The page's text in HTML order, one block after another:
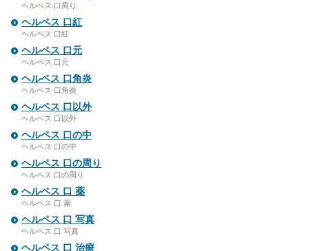
ヘルペス 口周り
ヘルペス 口紅
ヘルペス 口紅
ヘルペス 口元
ヘルペス 口元
ヘルペス 口角炎
ヘルペス 口角炎
ヘルペス 口以外
ヘルペス 口以外
ヘルペス 口の中
ヘルペス 口の中
ヘルペス 口の周り
ヘルペス 口の周り
ヘルペス 口 薬
ヘルペス 口 薬
ヘルペス 口 写真
ヘルペス 口 写真
ヘルペス 口 治療